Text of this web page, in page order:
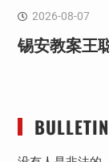
2026-08-07
锡安教案王